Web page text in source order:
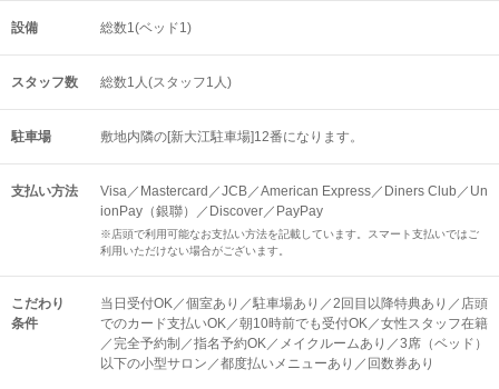
設備 総数1(ベッド1)
スタッフ数 総数1人(スタッフ1人)
駐車場 敷地内隣の[新大江駐車場]12番になります。
支払い方法
Visa／Mastercard／JCB／American Express／Diners Club／Un
ionPay（銀聯）／Discover／PayPay
※店頭で利用可能なお支払い方法を記載しています。スマート支払いではご
利用いただけない場合がございます。
こだわり
条件
当日受付OK／個室あり／駐車場あり／2回目以降特典あり／店頭
でのカード支払いOK／朝10時前でも受付OK／女性スタッフ在籍
／完全予約制／指名予約OK／メイクルームあり／3席（ベッド）
以下の小型サロン／都度払いメニューあり／回数券あり